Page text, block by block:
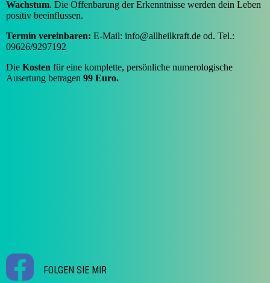
Wachstum. Die Offenbarung der Erkenntnisse werden dein Leben
positiv beeinflussen.
Termin vereinbaren: E-Mail: info@allheilkraft.de od. Tel.:
09626/9297192
Die Kosten für eine komplette, persönliche numerologische
Ausertung betragen 99 Euro.
FOLGEN SIE MIR